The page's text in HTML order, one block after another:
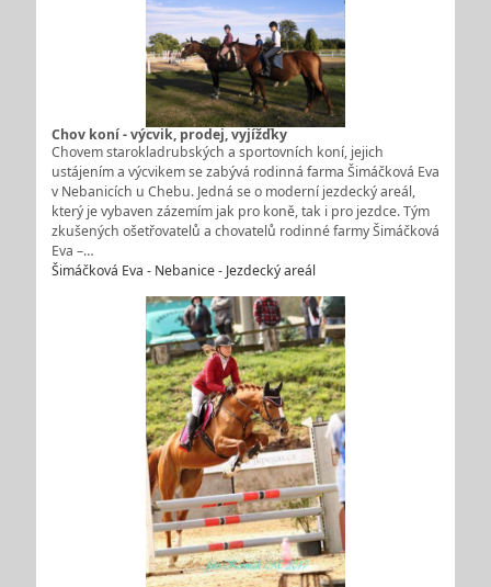
Chov koní - výcvik, prodej, vyjížďky
Chovem starokladrubských a sportovních koní, jejich
ustájením a výcvikem se zabývá rodinná farma Šimáčková Eva
v Nebanicích u Chebu. Jedná se o moderní jezdecký areál,
který je vybaven zázemím jak pro koně, tak i pro jezdce. Tým
zkušených ošetřovatelů a chovatelů rodinné farmy Šimáčková
Eva –…
Šimáčková Eva - Nebanice - Jezdecký areál